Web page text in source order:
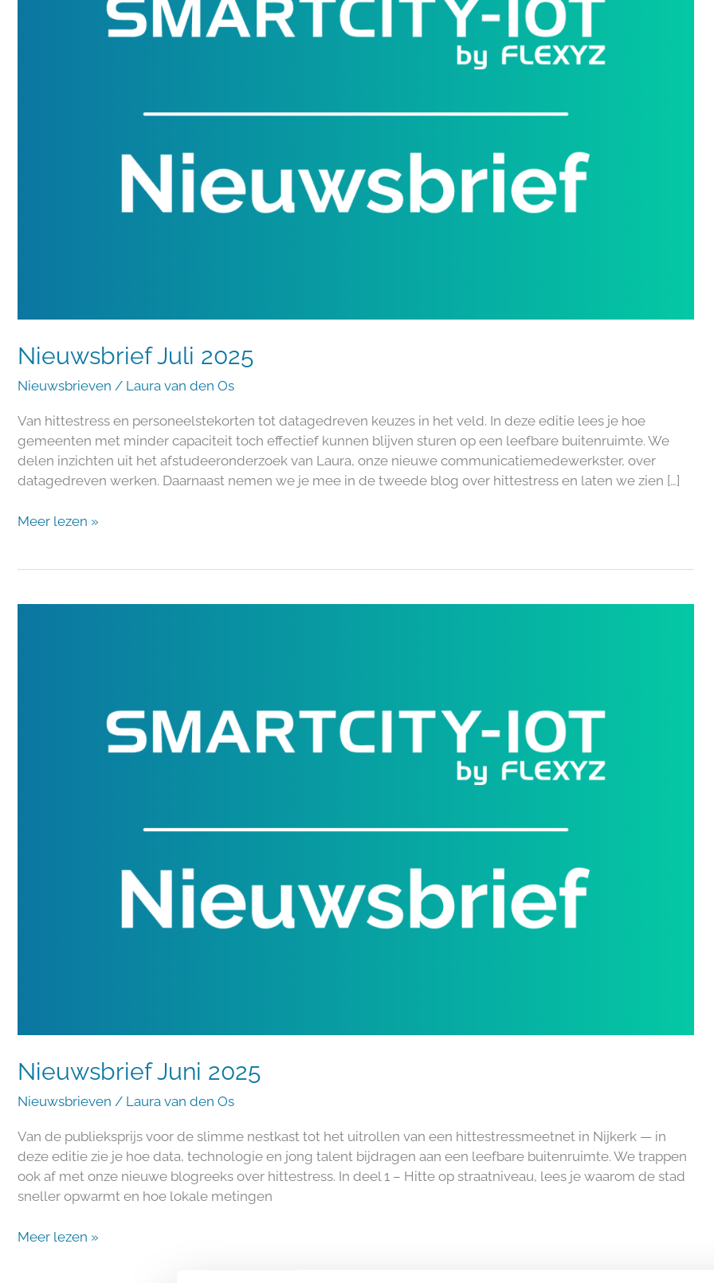
Nieuwsbrief Juli 2025
Nieuwsbrieven / Laura van den Os
Van hittestress en personeelstekorten tot datagedreven keuzes in het veld. In deze editie lees je hoe
gemeenten met minder capaciteit toch effectief kunnen blijven sturen op een leefbare buitenruimte. We
delen inzichten uit het afstudeeronderzoek van Laura, onze nieuwe communicatiemedewerkster, over
datagedreven werken. Daarnaast nemen we je mee in de tweede blog over hittestress en laten we zien […]
Meer lezen »
Nieuwsbrief Juni 2025
Nieuwsbrieven / Laura van den Os
Van de publieksprijs voor de slimme nestkast tot het uitrollen van een hittestressmeetnet in Nijkerk — in
deze editie zie je hoe data, technologie en jong talent bijdragen aan een leefbare buitenruimte. We trappen
ook af met onze nieuwe blogreeks over hittestress. In deel 1 – Hitte op straatniveau, lees je waarom de stad
sneller opwarmt en hoe lokale metingen
Meer lezen »